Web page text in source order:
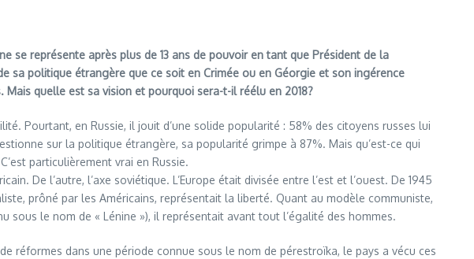
se représente après plus de 13 ans de pouvoir en tant que Président de la
sa politique étrangère que ce soit en Crimée ou en Géorgie et son ingérence
quelle est sa vision et pourquoi sera-t-il réélu en 2018?
Pourtant, en Russie, il jouit d’une solide popularité : 58% des citoyens russes lui
sur la politique étrangère, sa popularité grimpe à 87%. Mais qu’est-ce qui
particulièrement vrai en Russie.
De l’autre, l’axe soviétique. L’Europe était divisée entre l’est et l’ouest. De 1945
prôné par les Américains, représentait la liberté. Quant au modèle communiste,
sous le nom de « Lénine »), il représentait avant tout l’égalité des hommes.
réformes dans une période connue sous le nom de pérestroïka, le pays a vécu ces